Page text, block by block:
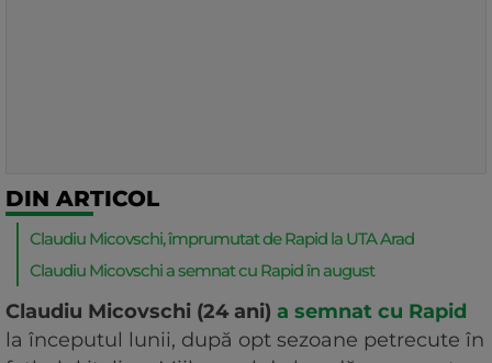
DIN ARTICOL
Claudiu Micovschi, împrumutat de Rapid la UTA Arad
Claudiu Micovschi a semnat cu Rapid în august
Claudiu Micovschi (24 ani) a semnat cu Rapid
la începutul lunii, după opt sezoane petrecute în